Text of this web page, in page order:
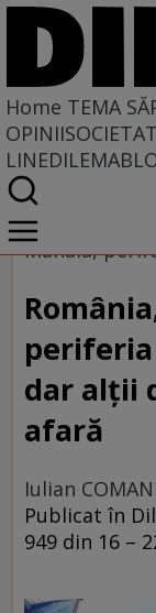
Home TEMA
OPINII
LINE
Home
Tema săptămînii
Mahala,
periferia
dar alții
afară
Iulian
Publicat în
949 din 16 –